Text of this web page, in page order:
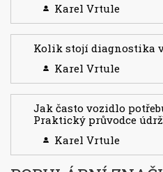
Karel Vrtule
Kolik stojí diagnostika
Karel Vrtule
Jak často vozidlo
Praktický průvodce
Karel Vrtule